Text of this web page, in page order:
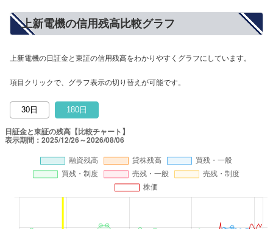
上新電機の信用残高比較グラフ
上新電機の日証金と東証の信用残高をわかりやすくグラフにしています。
項目クリックで、グラフ表示の切り替えが可能です。
30日 180日